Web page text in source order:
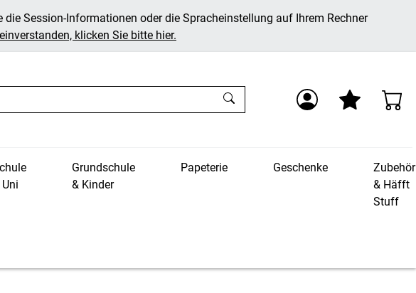
Session-Informationen oder die Spracheinstellung auf Ihrem Rechner
klicken Sie bitte hier.
Grundschule
& Kinder
Papeterie Geschenke
Zubehör
& Häfft
Stuff